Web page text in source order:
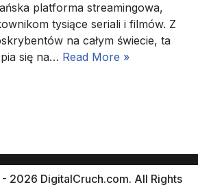
platforma streamingowa,
tysiące seriali i filmów. Z
na całym świecie, ta
się na… Read More »
2026 DigitalCruch.com. All Rights